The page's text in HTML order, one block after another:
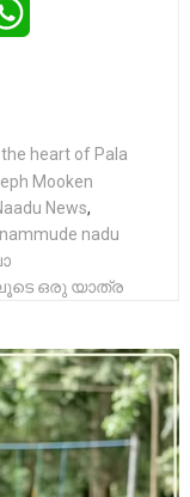
heart of Pala
Mooken
News,
nammude nadu
ഒരു യാത്ര